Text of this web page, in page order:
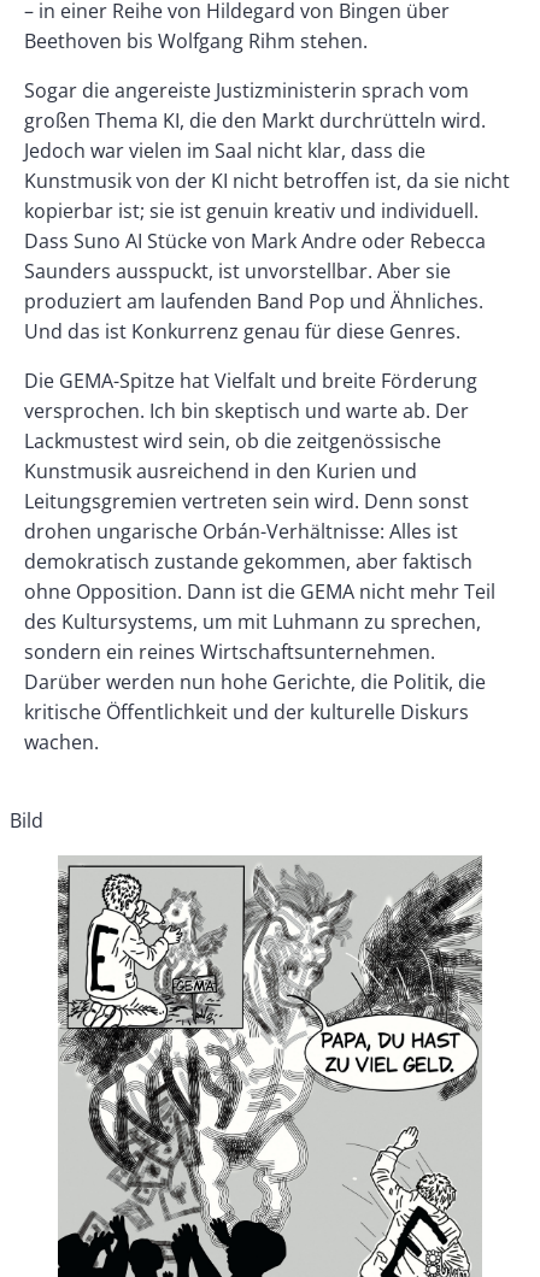
– in einer Reihe von Hildegard von Bingen über
Beethoven bis Wolfgang Rihm stehen.
Sogar die angereiste Justizministerin sprach vom
großen Thema KI, die den Markt durchrütteln wird.
Jedoch war vielen im Saal nicht klar, dass die
Kunstmusik von der KI nicht betroffen ist, da sie nicht
kopierbar ist; sie ist genuin kreativ und individuell.
Dass Suno AI Stücke von Mark Andre oder Rebecca
Saunders ausspuckt, ist unvorstellbar. Aber sie
produziert am laufenden Band Pop und Ähnliches.
Und das ist Konkurrenz genau für diese Genres.
Die GEMA-Spitze hat Vielfalt und breite Förderung
versprochen. Ich bin skeptisch und warte ab. Der
Lackmustest wird sein, ob die zeitgenössische
Kunstmusik ausreichend in den Kurien und
Leitungsgremien vertreten sein wird. Denn sonst
drohen ungarische Orbán-Verhältnisse: Alles ist
demokratisch zustande gekommen, aber faktisch
ohne Opposition. Dann ist die GEMA nicht mehr Teil
des Kultursystems, um mit Luhmann zu sprechen,
sondern ein reines Wirtschaftsunternehmen.
Darüber werden nun hohe Gerichte, die Politik, die
kritische Öffentlichkeit und der kulturelle Diskurs
wachen.
Bild